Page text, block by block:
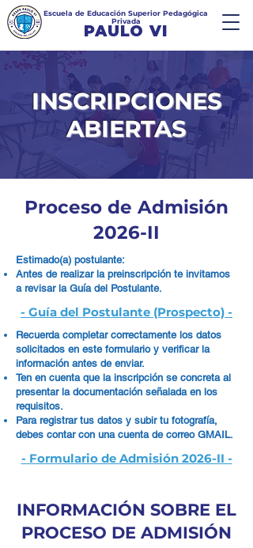
Escuela de Educación Superior Pedagógica
Privada
PAULO VI
INSCRIPCIONES
ABIERTAS
Proceso de Admisión
2026-II
Estimado(a) postulante:
Antes de realizar la preinscripción te invitamos
a revisar la Guía del Postulante.
- Guía del Postulante (Prospecto) -
Recuerda completar correctamente los datos
solicitados en este formulario y verificar la
información antes de enviar.
Ten en cuenta que la inscripción se concreta al
presentar la documentación señalada en los
requisitos.
Para registrar tus datos y subir tu fotografía,
debes contar con una cuenta de correo GMAIL.
- Formulario de Admisión 2026-II -
INFORMACIÓN SOBRE EL
PROCESO DE ADMISIÓN